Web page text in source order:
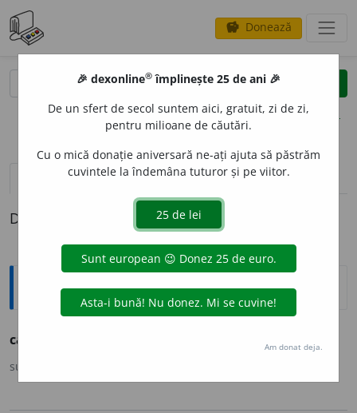
savings Donează
clear
opțiuni
definiții (1) pronunțievolume_up (18)
Definiția cu ID-ul 1153417:
Ortografice DOOM
cand
sursa:
🎉 dexonline® împlinește 25 de ani 🎉
De un sfert de secol suntem aici, gratuit, zi de zi,
pentru milioane de căutări.
Cu o mică donație aniversară ne-ați ajuta să păstrăm
cuvintele la îndemâna tuturor și pe viitor.
Am donat deja.